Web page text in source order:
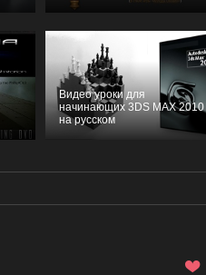
Видео уроки для
начинающих 3DS MAX 2010
на русском